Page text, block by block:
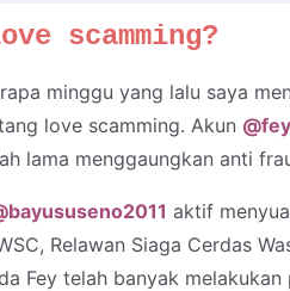
scamming?
minggu yang lalu saya
love scamming. Akun
lama menggaungkan anti
aktif
Relawan Siaga Cerdas
Fey telah banyak